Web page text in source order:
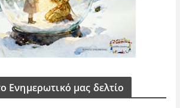
Ενημερωτικό μας δελτίο